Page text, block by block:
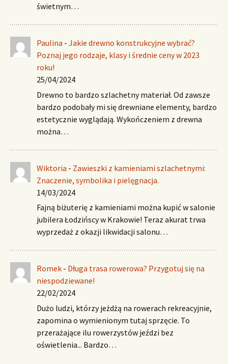
świetnym…
Paulina - Jakie drewno konstrukcyjne wybrać?
Poznaj jego rodzaje, klasy i średnie ceny w 2023
roku!
25/04/2024
Drewno to bardzo szlachetny materiał. Od zawsze
bardzo podobały mi się drewniane elementy, bardzo
estetycznie wyglądają. Wykończeniem z drewna
można…
Wiktoria - Zawieszki z kamieniami szlachetnymi:
Znaczenie, symbolika i pielęgnacja.
14/03/2024
Fajną biżuterię z kamieniami można kupić w salonie
jubilera Łodzińscy w Krakowie! Teraz akurat trwa
wyprzedaż z okazji likwidacji salonu…
Romek - Długa trasa rowerowa? Przygotuj się na
niespodziewane!
22/02/2024
Dużo ludzi, którzy jeżdżą na rowerach rekreacyjnie,
zapomina o wymienionym tutaj sprzęcie. To
przerażające ilu rowerzystów jeździ bez
oświetlenia... Bardzo…